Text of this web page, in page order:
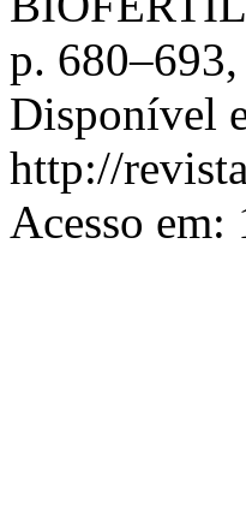
p.
Disponível
http://
Acesso em: